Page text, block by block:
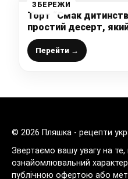
ЗБЕРЕЖИ
Торт “Смак
простий десерт,
Перейти →
© 2026 Пляшка - рецепти
Звертаємо вашу увагу на
ознайомлювальний характер
публічною офертою або